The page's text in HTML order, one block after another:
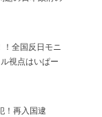
！全国反日モニ
視点はいぱー
！再入国逮